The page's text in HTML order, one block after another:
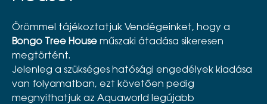
Örömmel tájékoztatjuk Vendégeinket, hogy a
Bongo Tree House műszaki átadása sikeresen
megtörtént.
Jelenleg a szükséges hatósági engedélyek kiadása
van folyamatban, ezt követően pedig
megnyithatjuk az Aquaworld legújabb